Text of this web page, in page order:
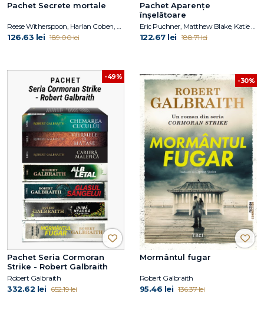
Pachet Secrete mortale
Reese Witherspoon, Harlan Coben, Ruth Ware, Matthew Blake
126.63 lei 189.00 lei
Pachet Aparențe
înșelătoare
Eric Puchner, Matthew Blake, Katie Kitamura
122.67 lei 188.71 lei
-49%
Pachet Seria Cormoran
Strike - Robert Galbraith
Robert Galbraith
332.62 lei 652.19 lei
-30%
Mormântul fugar
Robert Galbraith
95.46 lei 136.37 lei